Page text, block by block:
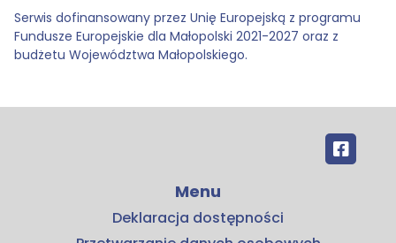
Serwis dofinansowany przez Unię Europejską z programu
Fundusze Europejskie dla Małopolski 2021-2027 oraz z
budżetu Województwa Małopolskiego.
Menu
Deklaracja dostępności